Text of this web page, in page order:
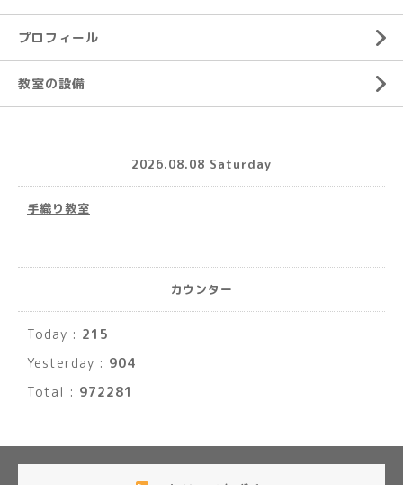
プロフィール
教室の設備
2026.08.08 Saturday
手織り教室
カウンター
Today : 215
Yesterday : 904
Total : 972281